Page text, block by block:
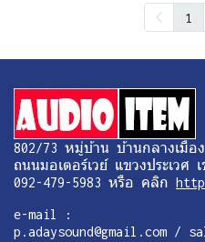
1
802/73 หมู่บ้าน บ้านกลางเมือ
ถนนมอเตอร์เวย์ แขวงประเวศ
092-479-5983 หรือ คลิก
e-mail :
p.adaysound@gmail.com /